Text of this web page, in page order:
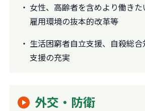
女性、高齢者を含めより働き
雇用環境の抜本的改革等
生活困窮者自立支援、自殺総
支援の充実
外交・防衛